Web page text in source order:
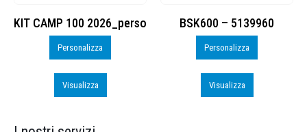
KIT CAMP 100 2026_perso
Personalizza
Visualizza
BSK600 – 5139960
Personalizza
Visualizza